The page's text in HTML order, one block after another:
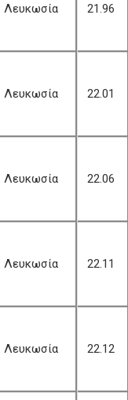
Λευκωσία 21.96
Λευκωσία 22.01
Λευκωσία 22.06
Λευκωσία 22.11
Λευκωσία 22.12